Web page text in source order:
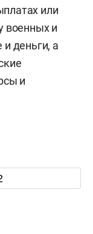
или
военных и
деньги, а
и